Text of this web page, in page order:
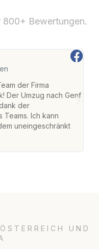
800+ Bewertungen.
der Firma
Der Umzug nach Genf
der
Ich kann
uneingeschränkt
UND